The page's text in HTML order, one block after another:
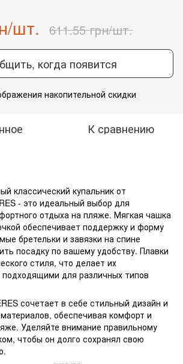
шт. 611.55 грн/шт.
когда появится
накопительной скидки
К сравнению
классический купальник от
- это идеальный выбор для
отдыха на пляже. Мягкая чашка
обеспечивает поддержку и форму
бретельки и завязки на спине
посадку по вашему удобству. Плавки
стиля, что делает их
для различных типов
сочетает в себе стильный дизайн и
обеспечивая комфорт и
Уделяйте внимание правильному
чтобы он долго сохранял свою